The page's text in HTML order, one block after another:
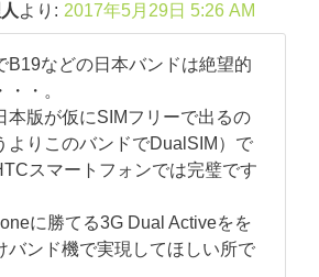
より: 2017年5月29日 5:26 AM
B19などの日本バンドは絶望的
・・。
本版が仮にSIMフリーで出るの
よりこのバンドでDualSIM）で
スマートフォンでは完璧です
に勝てる3G Dual Activeをを
バンド機で実現してほしい所で